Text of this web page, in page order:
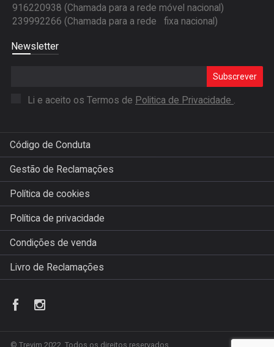
916220938 (Chamada para a rede móvel nacional)
239992266 (Chamada para a rede fixa nacional)
Newsletter
Subscrever
Li e aceito os Termos de Politica de Privacidade .
Código de Conduta
Gestão de Reclamações
Política de cookies
Política de privacidade
Condições de venda
Livro de Reclamações
© Trevim 2022. Todos os direitos reservados